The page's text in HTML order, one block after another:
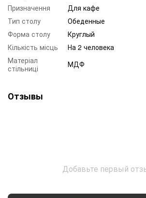
Призначення
Для кафе
Тип столу
Обеденные
Форма столу
Круглый
Кількість місць
На 2 человека
Матеріал
стільниці
МДФ
Отзывы
Добавьте первый